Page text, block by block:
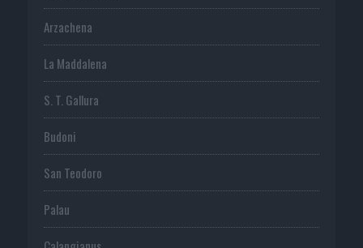
Arzachena
La Maddalena
S. T. Gallura
Budoni
San Teodoro
Palau